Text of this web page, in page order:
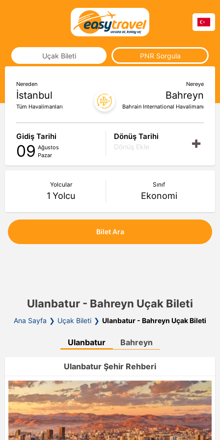
Uçak Bileti PNR Sorgula
Nereden
İstanbul
Tüm Havalimanları
Nereye
Bahreyn
Bahrain International Havalimanı
Gidiş Tarihi
09 Ağustos
Pazar
Dönüş Tarihi
Dönüş Ekle
Yolcular
1 Yolcu
Sınıf
Ekonomi
Bilet Ara
Ulanbatur - Bahreyn Uçak Bileti
Ana Sayfa Uçak Bileti Ulanbatur - Bahreyn Uçak Bileti
Ulanbatur Bahreyn
Ulanbatur Şehir Rehberi